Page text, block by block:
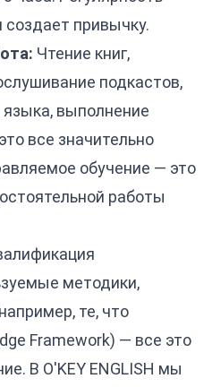
создает привычку.
Чтение книг,
подкастов,
выполнение
все значительно
обучение — это
работы
методики,
те, что
Framework) — все это
В O'KEY ENGLISH мы